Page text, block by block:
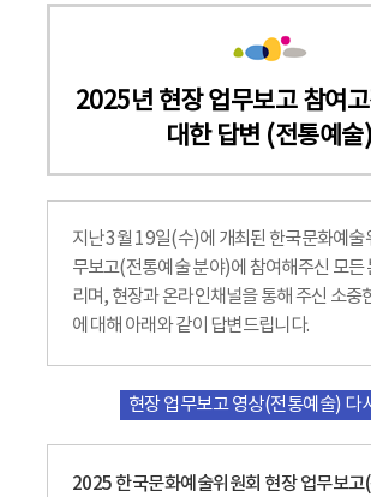
2025년 현장 업무보고 참여
대한 답변 (전통예술)
지난 3월 19일(수)에 개최된 한국문화예술
무보고(전통예술 분야)에 참여해주신 모든
리며, 현장과 온라인채널을 통해 주신 소중
에 대해 아래와 같이 답변드립니다.
현장 업무보고 영상(전통예술) 다
2025 한국문화예술위원회 현장 업무보고